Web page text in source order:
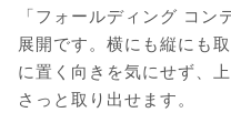
「フォールディング コ
展開です。横にも縦にも
に置く向きを気にせず、
さっと取り出せます。